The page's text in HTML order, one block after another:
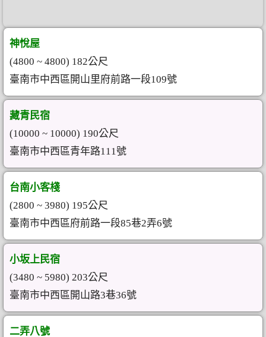
神悅屋
(4800 ~ 4800) 182公尺
臺南市中西區開山里府前路一段109號
藏青民宿
(10000 ~ 10000) 190公尺
臺南市中西區青年路111號
台南小客棧
(2800 ~ 3980) 195公尺
臺南市中西區府前路一段85巷2弄6號
小坂上民宿
(3480 ~ 5980) 203公尺
臺南市中西區開山路3巷36號
二弄八號